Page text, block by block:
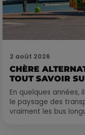
2 août 2026
CHÈRE
TOUT SAVOIR
En quelques années,
le paysage des
vraiment les bus